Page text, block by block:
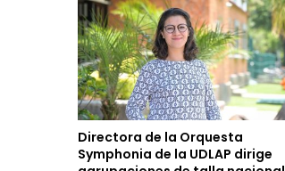
Directora de la Orquesta
Symphonia de la UDLAP dirige